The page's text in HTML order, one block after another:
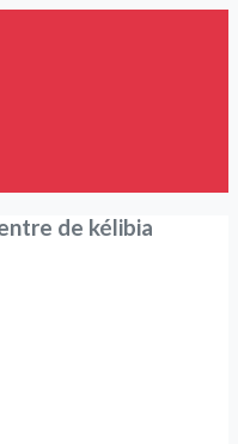
de kélibia